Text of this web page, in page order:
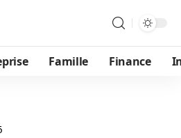
Famille Finance